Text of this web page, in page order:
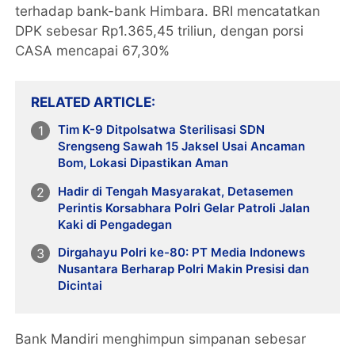
terhadap bank-bank Himbara. BRI mencatatkan
DPK sebesar Rp1.365,45 triliun, dengan porsi
CASA mencapai 67,30%
RELATED ARTICLE
Tim K-9 Ditpolsatwa Sterilisasi SDN
Srengseng Sawah 15 Jaksel Usai Ancaman
Bom, Lokasi Dipastikan Aman
Hadir di Tengah Masyarakat, Detasemen
Perintis Korsabhara Polri Gelar Patroli Jalan
Kaki di Pengadegan
Dirgahayu Polri ke-80: PT Media Indonews
Nusantara Berharap Polri Makin Presisi dan
Dicintai
Bank Mandiri menghimpun simpanan sebesar